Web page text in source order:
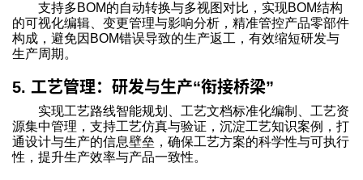
支持多BOM的自动转换与多视图对比，实现BOM结构
的可视化编辑、变更管理与影响分析，精准管控产品零部件
构成，避免因BOM错误导致的生产返工，有效缩短研发与
生产周期。
5. 工艺管理：研发与生产“衔接桥梁”
实现工艺路线智能规划、工艺文档标准化编制、工艺资
源集中管理，支持工艺仿真与验证，沉淀工艺知识案例，打
通设计与生产的信息壁垒，确保工艺方案的科学性与可执行
性，提升生产效率与产品一致性。